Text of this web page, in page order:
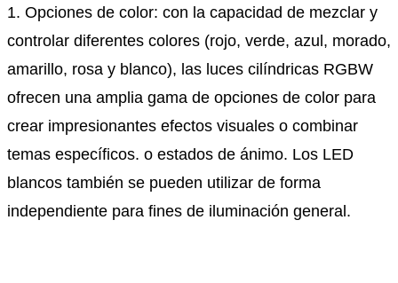
1. Opciones de color: con la capacidad de mezclar y
controlar diferentes colores (rojo, verde, azul, morado,
amarillo, rosa y blanco), las luces cilíndricas RGBW
ofrecen una amplia gama de opciones de color para
crear impresionantes efectos visuales o combinar
temas específicos. o estados de ánimo. Los LED
blancos también se pueden utilizar de forma
independiente para fines de iluminación general.